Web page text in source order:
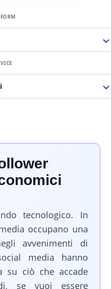
tecnologico. In
occupano una
avvenimenti di
media hanno
su ciò che accade
se vuoi essere